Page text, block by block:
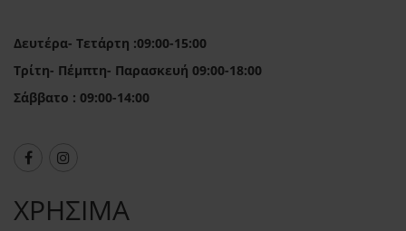
Δευτέρα- Τετάρτη :09:00-15:00
Τρίτη- Πέμπτη- Παρασκευή 09:00-18:00
Σάββατο : 09:00-14:00
ΧΡΗΣΙΜΑ